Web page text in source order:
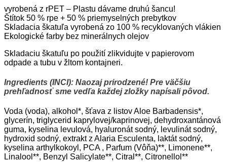
vyrobená z rPET – Plastu dávame druhú šancu!
Štítok 50 % rpe + 50 % priemyselných prebytkov
Skladacia škatuľa vyrobená zo 100 % recyklovaných vlákien
Ekologické farby bez minerálnych olejov
Skladaciu škatuľu po použití zlikvidujte v papierovom
odpade a tubu v žltom kontajneri.
Ingredients (INCI): Naozaj prirodzené! Pre väčšiu
prehľadnosť sme vedľa každej zložky napísali pôvod.
Voda (voda), alkohol*, šťava z listov Aloe Barbadensis*,
glycerín, triglycerid kaprylovej/kaprinovej, dehydroxantánová
guma, kyselina levulová, hyaluronát sodný, levulinát sodný,
hydroxid sodný, extrakt z Alaria Esculenta, laktát sodný,
kyselina arthylkokoyl, PCA , Parfum (Vôňa)**, Limonene**,
Linalool**, Benzyl Salicylate**, Citral**, Citronellol**